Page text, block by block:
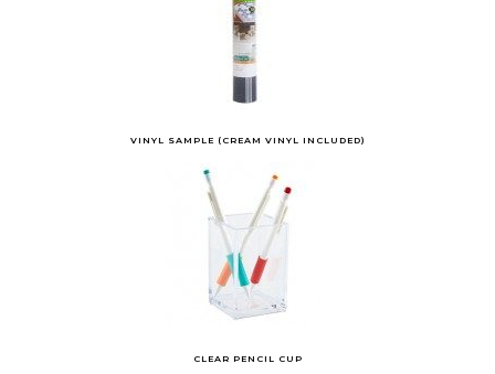
VINYL SAMPLE (CREAM VINYL INCLUDED)
CLEAR PENCIL CUP